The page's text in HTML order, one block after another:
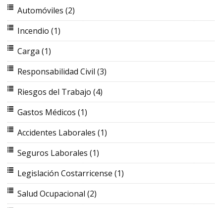
Automóviles (2)
Incendio (1)
Carga (1)
Responsabilidad Civil (3)
Riesgos del Trabajo (4)
Gastos Médicos (1)
Accidentes Laborales (1)
Seguros Laborales (1)
Legislación Costarricense (1)
Salud Ocupacional (2)